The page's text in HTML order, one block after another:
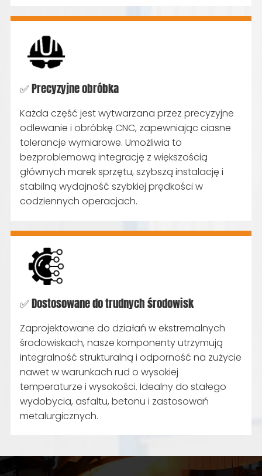
✅ Precyzyjne obróbka
Każda część jest wytwarzana przez precyzyjne
odlewanie i obróbkę CNC, zapewniając ciasne
tolerancje wymiarowe. Umożliwia to
bezproblemową integrację z większością
głównych marek sprzętu, szybszą instalację i
stabilną wydajność szybkiej prędkości w
codziennych operacjach.
✅ Dostosowane do trudnych środowisk
Zaprojektowane do działań w ekstremalnych
środowiskach, nasze komponenty utrzymują
integralność strukturalną i odporność na zużycie
nawet w warunkach rud o wysokiej
temperaturze i wysokości. Idealny do stałego
wydobycia, asfaltu, betonu i zastosowań
metalurgicznych.